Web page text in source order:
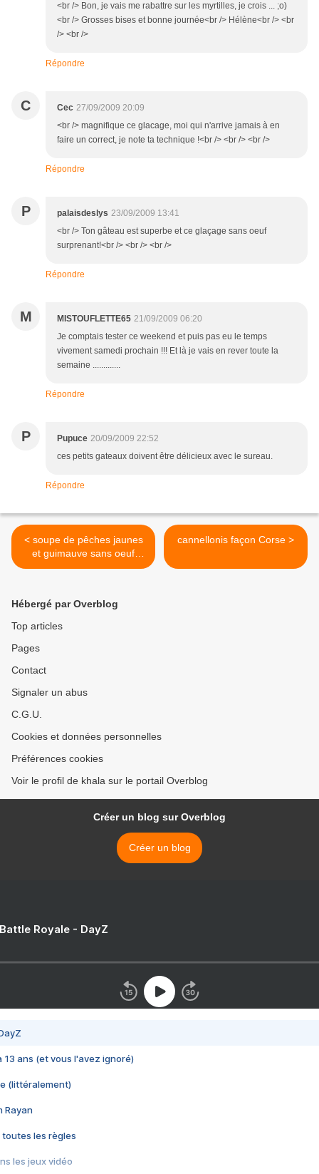
<br /> Bon, je vais me rabattre sur les myrtilles, je crois ... ;o)
<br /> Grosses bises et bonne journée<br /> Hélène<br /> <br
/> <br />
Répondre
C Cec 27/09/2009 20:09
<br /> magnifique ce glacage, moi qui n'arrive jamais à en
faire un correct, je note ta technique !<br /> <br /> <br />
Répondre
P palaisdeslys 23/09/2009 13:41
<br /> Ton gâteau est superbe et ce glaçage sans oeuf
surprenant!<br /> <br /> <br />
Répondre
M MISTOUFLETTE65 21/09/2009 06:20
Je comptais tester ce weekend et puis pas eu le temps
vivement samedi prochain !!! Et là je vais en rever toute la
semaine .............
Répondre
P Pupuce 20/09/2009 22:52
ces petits gateaux doivent être délicieux avec le sureau.
Répondre
< soupe de pêches jaunes
et guimauve sans oeuf
façon île flottante
cannellonis façon Corse >
Hébergé par Overblog
Top articles
Pages
Contact
Signaler un abus
C.G.U.
Cookies et données personnelles
Préférences cookies
Voir le profil de khala sur le portail Overblog
Créer un blog sur Overblog
Créer un blog
Royale - DayZ
13 ans (et vous l'avez ignoré)
(littéralement)
Rayan
toutes les règles
les jeux vidéo